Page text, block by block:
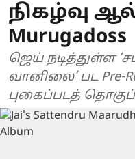
நிகழ்வு
Murugadoss
ஜெய் நடித்துள்ள
வானிலை’ பட Pre-
புகைப்படத்